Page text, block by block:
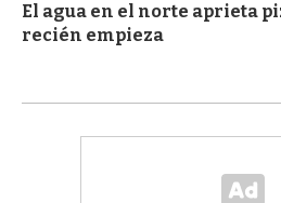
El agua en el norte aprieta
recién empieza